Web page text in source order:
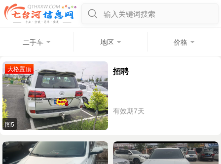
输入关键词搜索
二手车 地区 价格
大格置顶
图5
招聘
有效期7天